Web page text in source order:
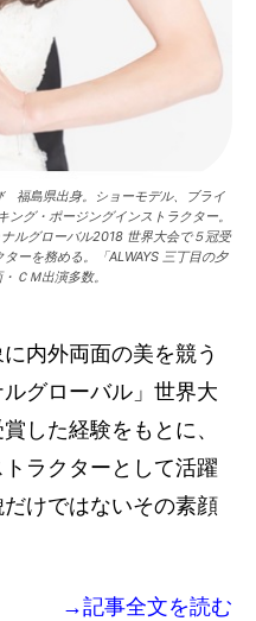
島県出身。ショーモデル、ブライ
グ・ポージングインストラクター。
ルグローバル2018 世界大会で５冠受
ーを務める。「ALWAYS 三丁目の夕
ＣＭ出演多数。
内外両面の美を競う
ルグローバル」世界大
した経験をもとに、
ラクターとして活躍
けではないその素顔
→記事全文を読む